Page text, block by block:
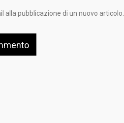
alla pubblicazione di un nuovo articolo.